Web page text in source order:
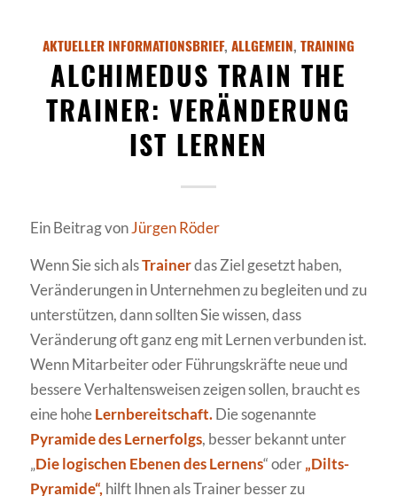
AKTUELLER INFORMATIONSBRIEF, ALLGEMEIN, TRAINING
ALCHIMEDUS TRAIN THE
TRAINER: VERÄNDERUNG
IST LERNEN
Ein Beitrag vonJürgen Röder
Wenn Sie sich alsTrainerdas Ziel gesetzt haben,
Veränderungen in Unternehmen zu begleiten und zu
unterstützen, dann sollten Sie wissen, dass
Veränderung oft ganz eng mit Lernen verbunden ist.
Wenn Mitarbeiter oder Führungskräfte neue und
bessere Verhaltensweisen zeigen sollen, braucht es
eine hoheLernbereitschaft.Die sogenannte
Pyramide des Lernerfolgs, besser bekannt unter
„Die logischen Ebenen des Lernens“ oder„Dilts-
Pyramide“, hilft Ihnen als Trainer besser zu